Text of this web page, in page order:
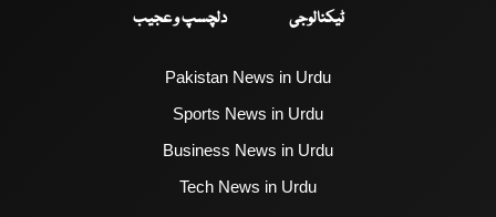
ٹیکنالوجی
دلچسپ و عجیب
Pakistan News in Urdu
Sports News in Urdu
Business News in Urdu
Tech News in Urdu